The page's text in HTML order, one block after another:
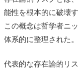
能性を根本的に破壊
この概念は哲学者ニ
体系的に整理された。
代表的な存在論的リ